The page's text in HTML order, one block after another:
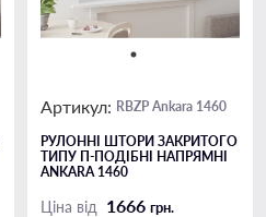
Артикул: RBZP Ankara 1460
РУЛОННІ ШТОРИ ЗАКРИТОГО
ТИПУ П-ПОДIБНІ НАПРЯМНІ
ANKARA 1460
Ціна від 1666 грн.